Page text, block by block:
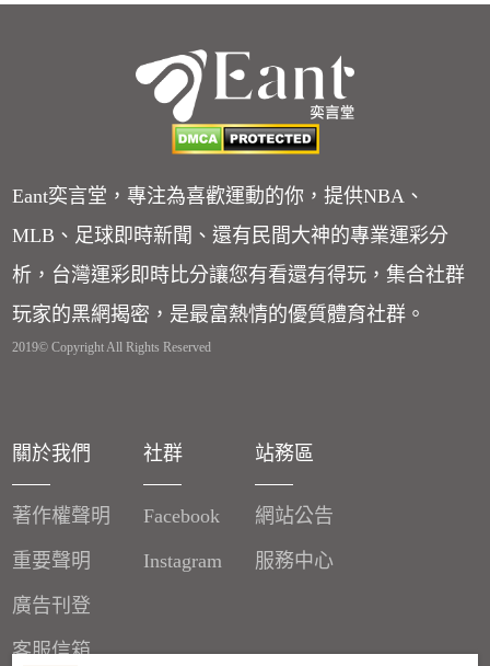
Eant奕言堂，專注為喜歡運動的你，提供NBA、
MLB、足球即時新聞、還有民間大神的專業運彩分
析，台灣運彩即時比分讓您有看還有得玩，集合社群
玩家的黑網揭密，是最富熱情的優質體育社群。
2019© Copyright All Rights Reserved
關於我們
著作權聲明
重要聲明
廣告刊登
客服信箱
社群
Facebook
Instagram
站務區
網站公告
服務中心